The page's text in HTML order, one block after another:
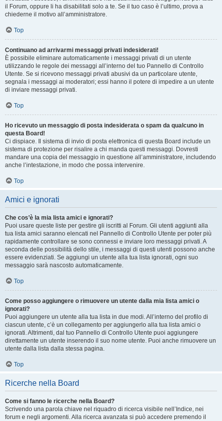
il Forum, oppure li ha disabilitati solo a te. Se il tuo caso è l’ultimo, prova a
chiederne il motivo all’amministratore.
Top
Continuano ad arrivarmi messaggi privati indesiderati!
È possibile eliminare automaticamente i messaggi privati ​​di un utente
utilizzando le regole dei messaggi all’interno del tuo Pannello di Controllo
Utente. Se si ricevono messaggi privati ​​abusivi da un particolare utente,
segnala i messaggi ai moderatori; essi hanno il potere di impedire a un utente
di inviare messaggi privati​​.
Top
Ho ricevuto un messaggio di posta indesiderata o spam da qualcuno in
questa Board!
Ci dispiace. Il sistema di invio di posta elettronica di questa Board include un
sistema di protezione per risalire a chi manda questi messaggi. Dovresti
mandare una copia del messaggio in questione all’amministratore, includendo
anche l’intestazione, in modo che possa intervenire.
Top
Amici e ignorati
Che cos’è la mia lista amici e ignorati?
Puoi usare queste liste per gestire gli iscritti al Forum. Gli utenti aggiunti alla
tua lista amici saranno elencati nel Pannello di Controllo Utente per poter più
rapidamente controllare se sono connessi e inviare loro messaggi privati. A
seconda delle possibilità dello stile, i messaggi di questi utenti possono anche
essere evidenziati. Se aggiungi un utente alla tua lista ignorati, ogni suo
messaggio sarà nascosto automaticamente.
Top
Come posso aggiungere o rimuovere un utente dalla mia lista amici o
ignorati?
Puoi aggiungere un utente alla tua lista in due modi. All’interno del profilo di
ciascun utente, c’è un collegamento per aggiungerlo alla tua lista amici o
ignorati. Altrimenti, dal tuo Pannello di Controllo Utente puoi aggiungere
direttamente un utente inserendo il suo nome utente. Puoi anche rimuovere un
utente dalla lista dalla stessa pagina.
Top
Ricerche nella Board
Come si fanno le ricerche nella Board?
Scrivendo una parola chiave nel riquadro di ricerca visibile nell’Indice, nei
forum e negli argomenti. Alla ricerca avanzata si può accedere premendo il